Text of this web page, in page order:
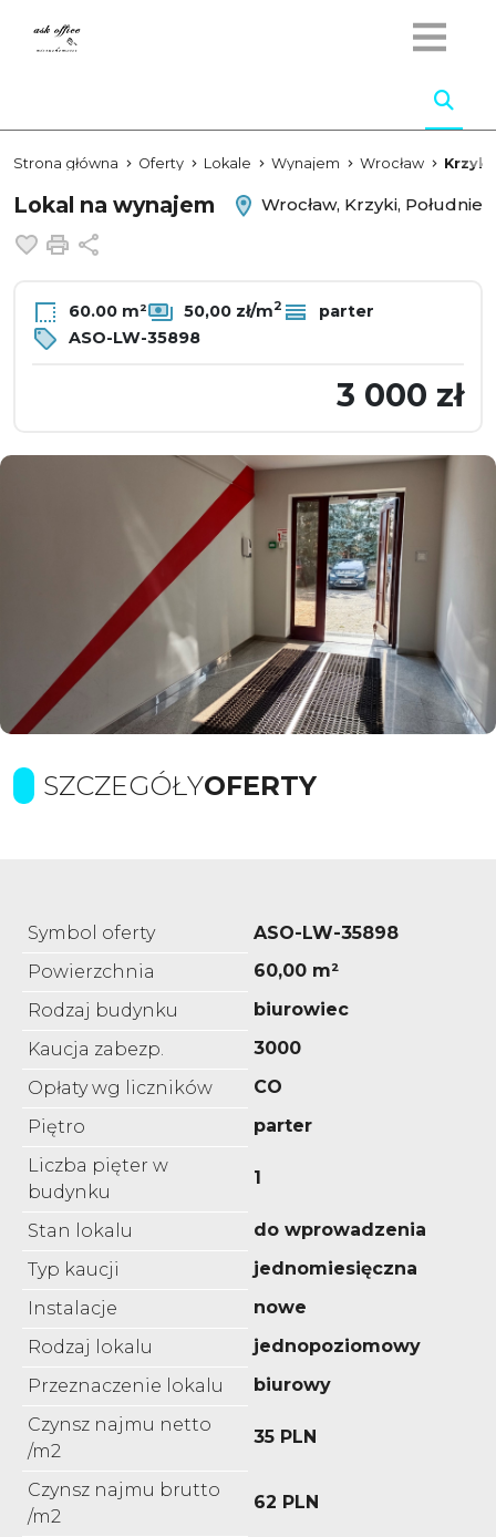
Strona główna Oferty Lokale Wynajem Wrocław Krzyki
Lokal na wynajem
Wrocław, Krzyki, Południe
Dodaj do ulubionych
Drukuj
60.00 m² 50,00 zł/m2
parter
ASO-LW-35898
3 000 zł
SZCZEGÓŁYOFERTY
Symbol oferty
ASO-LW-35898
Powierzchnia
60,00 m²
Rodzaj budynku
biurowiec
Kaucja zabezp.
3000
Opłaty wg liczników
CO
Piętro
parter
Liczba pięter w
budynku
1
Stan lokalu
do wprowadzenia
Typ kaucji
jednomiesięczna
Instalacje
nowe
Rodzaj lokalu
jednopoziomowy
Przeznaczenie lokalu
biurowy
Czynsz najmu netto
/m2
35 PLN
Czynsz najmu brutto
/m2
62 PLN